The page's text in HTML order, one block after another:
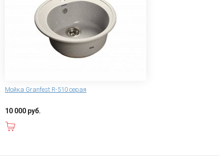
Мойка Granfest R-510 серая
10 000 руб.